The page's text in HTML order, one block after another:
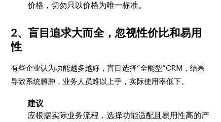
价格，切勿只以价格为唯一标准。
2、盲目追求大而全，忽视性价比和易用
性
有些企业认为功能越多越好，盲目选择“全能型”CRM，结果
导致系统臃肿，业务人员难以上手，实际使用率低下。
建议
应根据实际业务流程，选择功能适配且易用性高的产